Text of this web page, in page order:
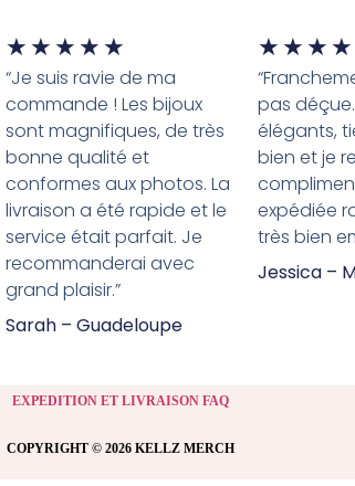
★ ★ ★ ★ ★
“Je suis ravie de ma
commande ! Les bijoux
sont magnifiques, de très
bonne qualité et
conformes aux photos. La
livraison a été rapide et le
service était parfait. Je
recommanderai avec
grand plaisir.”
Sarah – Guadeloupe
★ ★ ★ ★
pas
élégants,
bien et je
expédiée
très bien
Jessica –
EXPEDITION ET LIVRAISON FAQ
COPYRIGHT © 2026 KELLZ MERCH